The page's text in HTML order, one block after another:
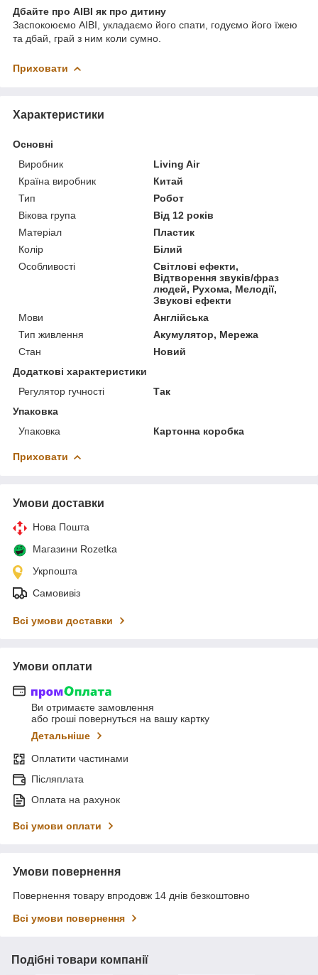
Дбайте про AIBI як про дитину
Заспокоюємо AIBI, укладаємо його спати, годуємо його їжею
та дбай, грай з ним коли сумно.
Приховати
Характеристики
Основні
Виробник
Living Air
Країна виробник
Китай
Тип
Робот
Вікова група
Від 12 років
Матеріал
Пластик
Колір
Білий
Особливості
Світлові ефекти,
Відтворення звуків/фраз
людей, Рухома, Мелодії,
Звукові ефекти
Мови
Англійська
Тип живлення
Акумулятор, Мережа
Стан
Новий
Додаткові характеристики
Регулятор гучності
Так
Упаковка
Упаковка
Картонна коробка
Приховати
Умови доставки
Нова Пошта
Магазини Rozetka
Укрпошта
Самовивіз
Всі умови доставки
Умови оплати
Ви отримаєте замовлення
або гроші повернуться на вашу картку
Детальніше
Оплатити частинами
Післяплата
Оплата на рахунок
Всі умови оплати
Умови повернення
Повернення товару впродовж 14 днів безкоштовно
Всі умови повернення
Подібні товари компанії